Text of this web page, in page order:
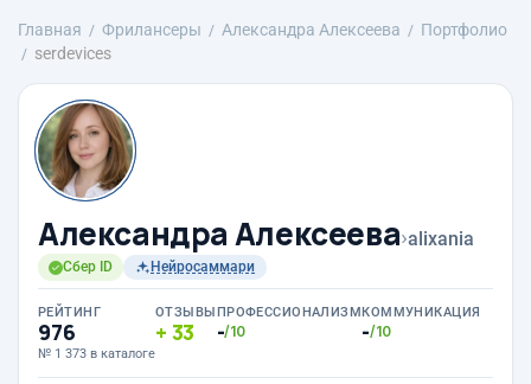
Главная Фрилансеры Александра Алексеева
Портфолио
serdevices
Александра Алексеева›alixania
Сбер ID Нейросаммари
РЕЙТИНГ
976
№ 1 373 в каталоге
ОТЗЫВЫ
33
ПРОФЕССИОНАЛИЗМ
-/10
КОММУНИКАЦИЯ
-/10